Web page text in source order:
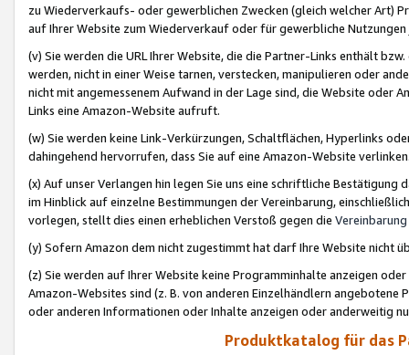
zu Wiederverkaufs- oder gewerblichen Zwecken (gleich welcher Art)
auf Ihrer Website zum Wiederverkauf oder für gewerbliche
(v) Sie werden die URL Ihrer Website, die die Partner-Links enthält
werden, nicht in einer Weise tarnen, verstecken, manipulieren oder
nicht mit angemessenem Aufwand in der Lage sind, die Website oder
Links eine Amazon-Website aufruft.
(w) Sie werden keine Link-Verkürzungen, Schaltflächen, Hyperlinks
dahingehend hervorrufen, dass Sie auf eine Amazon-Website
(x) Auf unser Verlangen hin legen Sie uns eine schriftliche
im Hinblick auf einzelne Bestimmungen der Vereinbarung,
vorlegen, stellt dies einen erheblichen Verstoß gegen die Vereinbarung
(y) Sofern Amazon dem nicht zugestimmt hat darf Ihre Website nicht
(z) Sie werden auf Ihrer Website keine Programminhalte anzeigen
Amazon-Websites sind (z. B. von anderen Einzelhändlern
oder anderen Informationen oder Inhalte anzeigen oder anderweitig
Produktkatalog für das